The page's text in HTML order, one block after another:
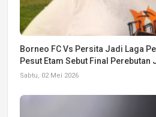
Borneo FC Vs Persita Jadi Laga
Pesut Etam Sebut Final Perebutan
Sabtu, 02 Mei 2026